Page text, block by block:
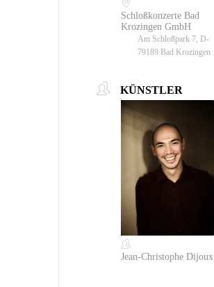
Schloßkonzerte Bad
Krozingen GmbH
Am Schloßpark 7, D-
79189 Bad Krozingen
KÜNSTLER
Jean-Christophe Dijoux